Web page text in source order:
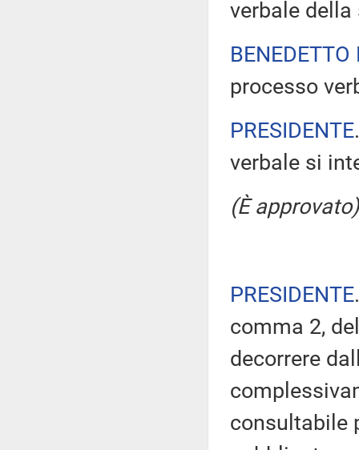
verbale della
processo
PRESIDENTE
verbale si
(È approvato)
PRESIDENTE
comma 2,
decorrere
consultabile